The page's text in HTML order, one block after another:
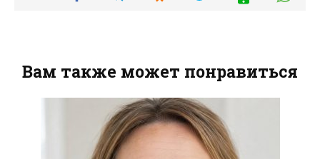
Вам также может понравиться